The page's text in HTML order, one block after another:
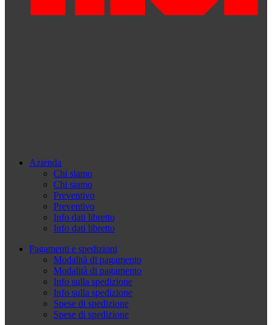
Azienda
Chi siamo
Chi siamo
Preventivo
Preventivo
Info dati libretto
Info dati libretto
Pagamenti e spedizioni
Modalità di pagamento
Modalità di pagamento
Info sulla spedizione
Info sulla spedizione
Spese di spedizione
Spese di spedizione